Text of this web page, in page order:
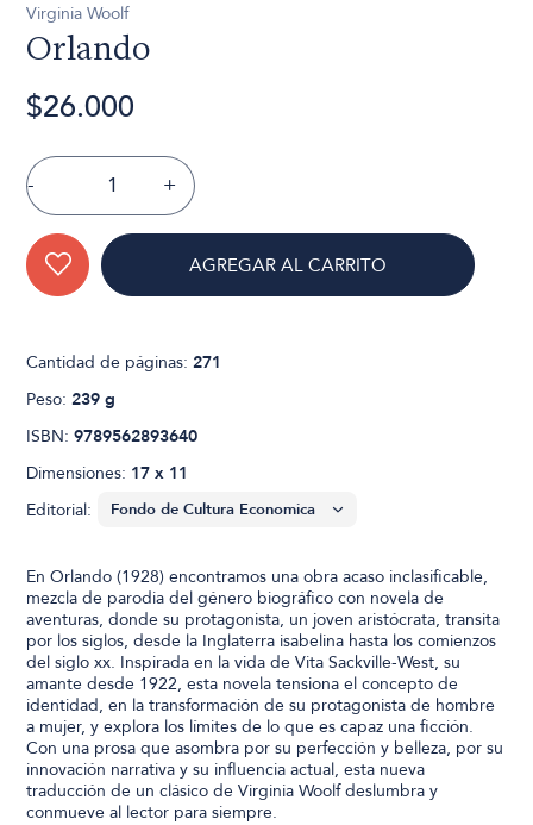
Virginia Woolf
Orlando
$26.000
- +
AGREGAR AL CARRITO
Cantidad de páginas:271
Peso:239 g
ISBN:9789562893640
Dimensiones: 17 x 11
Editorial:
En Orlando (1928) encontramos una obra acaso inclasificable,
mezcla de parodia del género biográfico con novela de
aventuras, donde su protagonista, un joven aristócrata, transita
por los siglos, desde la Inglaterra isabelina hasta los comienzos
del siglo xx. Inspirada en la vida de Vita Sackville-West, su
amante desde 1922, esta novela tensiona el concepto de
identidad, en la transformación de su protagonista de hombre
a mujer, y explora los límites de lo que es capaz una ficción.
Con una prosa que asombra por su perfección y belleza, por su
innovación narrativa y su influencia actual, esta nueva
traducción de un clásico de Virginia Woolf deslumbra y
conmueve al lector para siempre.